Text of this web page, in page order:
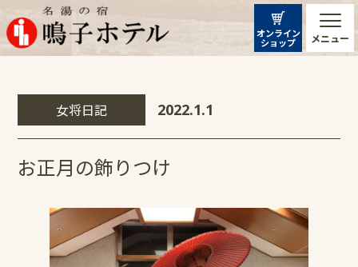
メニュー
オンライン
ショップ
女将日記 2022.1.1
お正月の飾りつけ